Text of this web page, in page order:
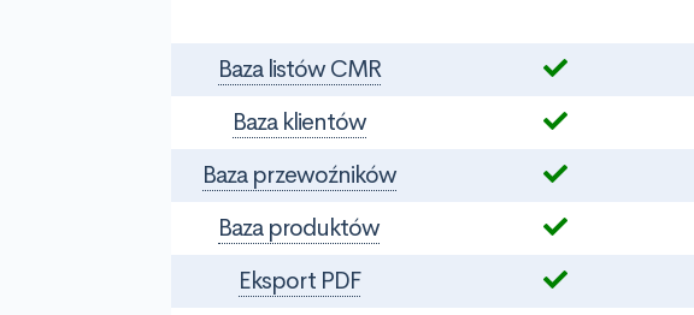
Baza listów CMR
Baza klientów
Baza przewoźników
Baza produktów
Eksport PDF